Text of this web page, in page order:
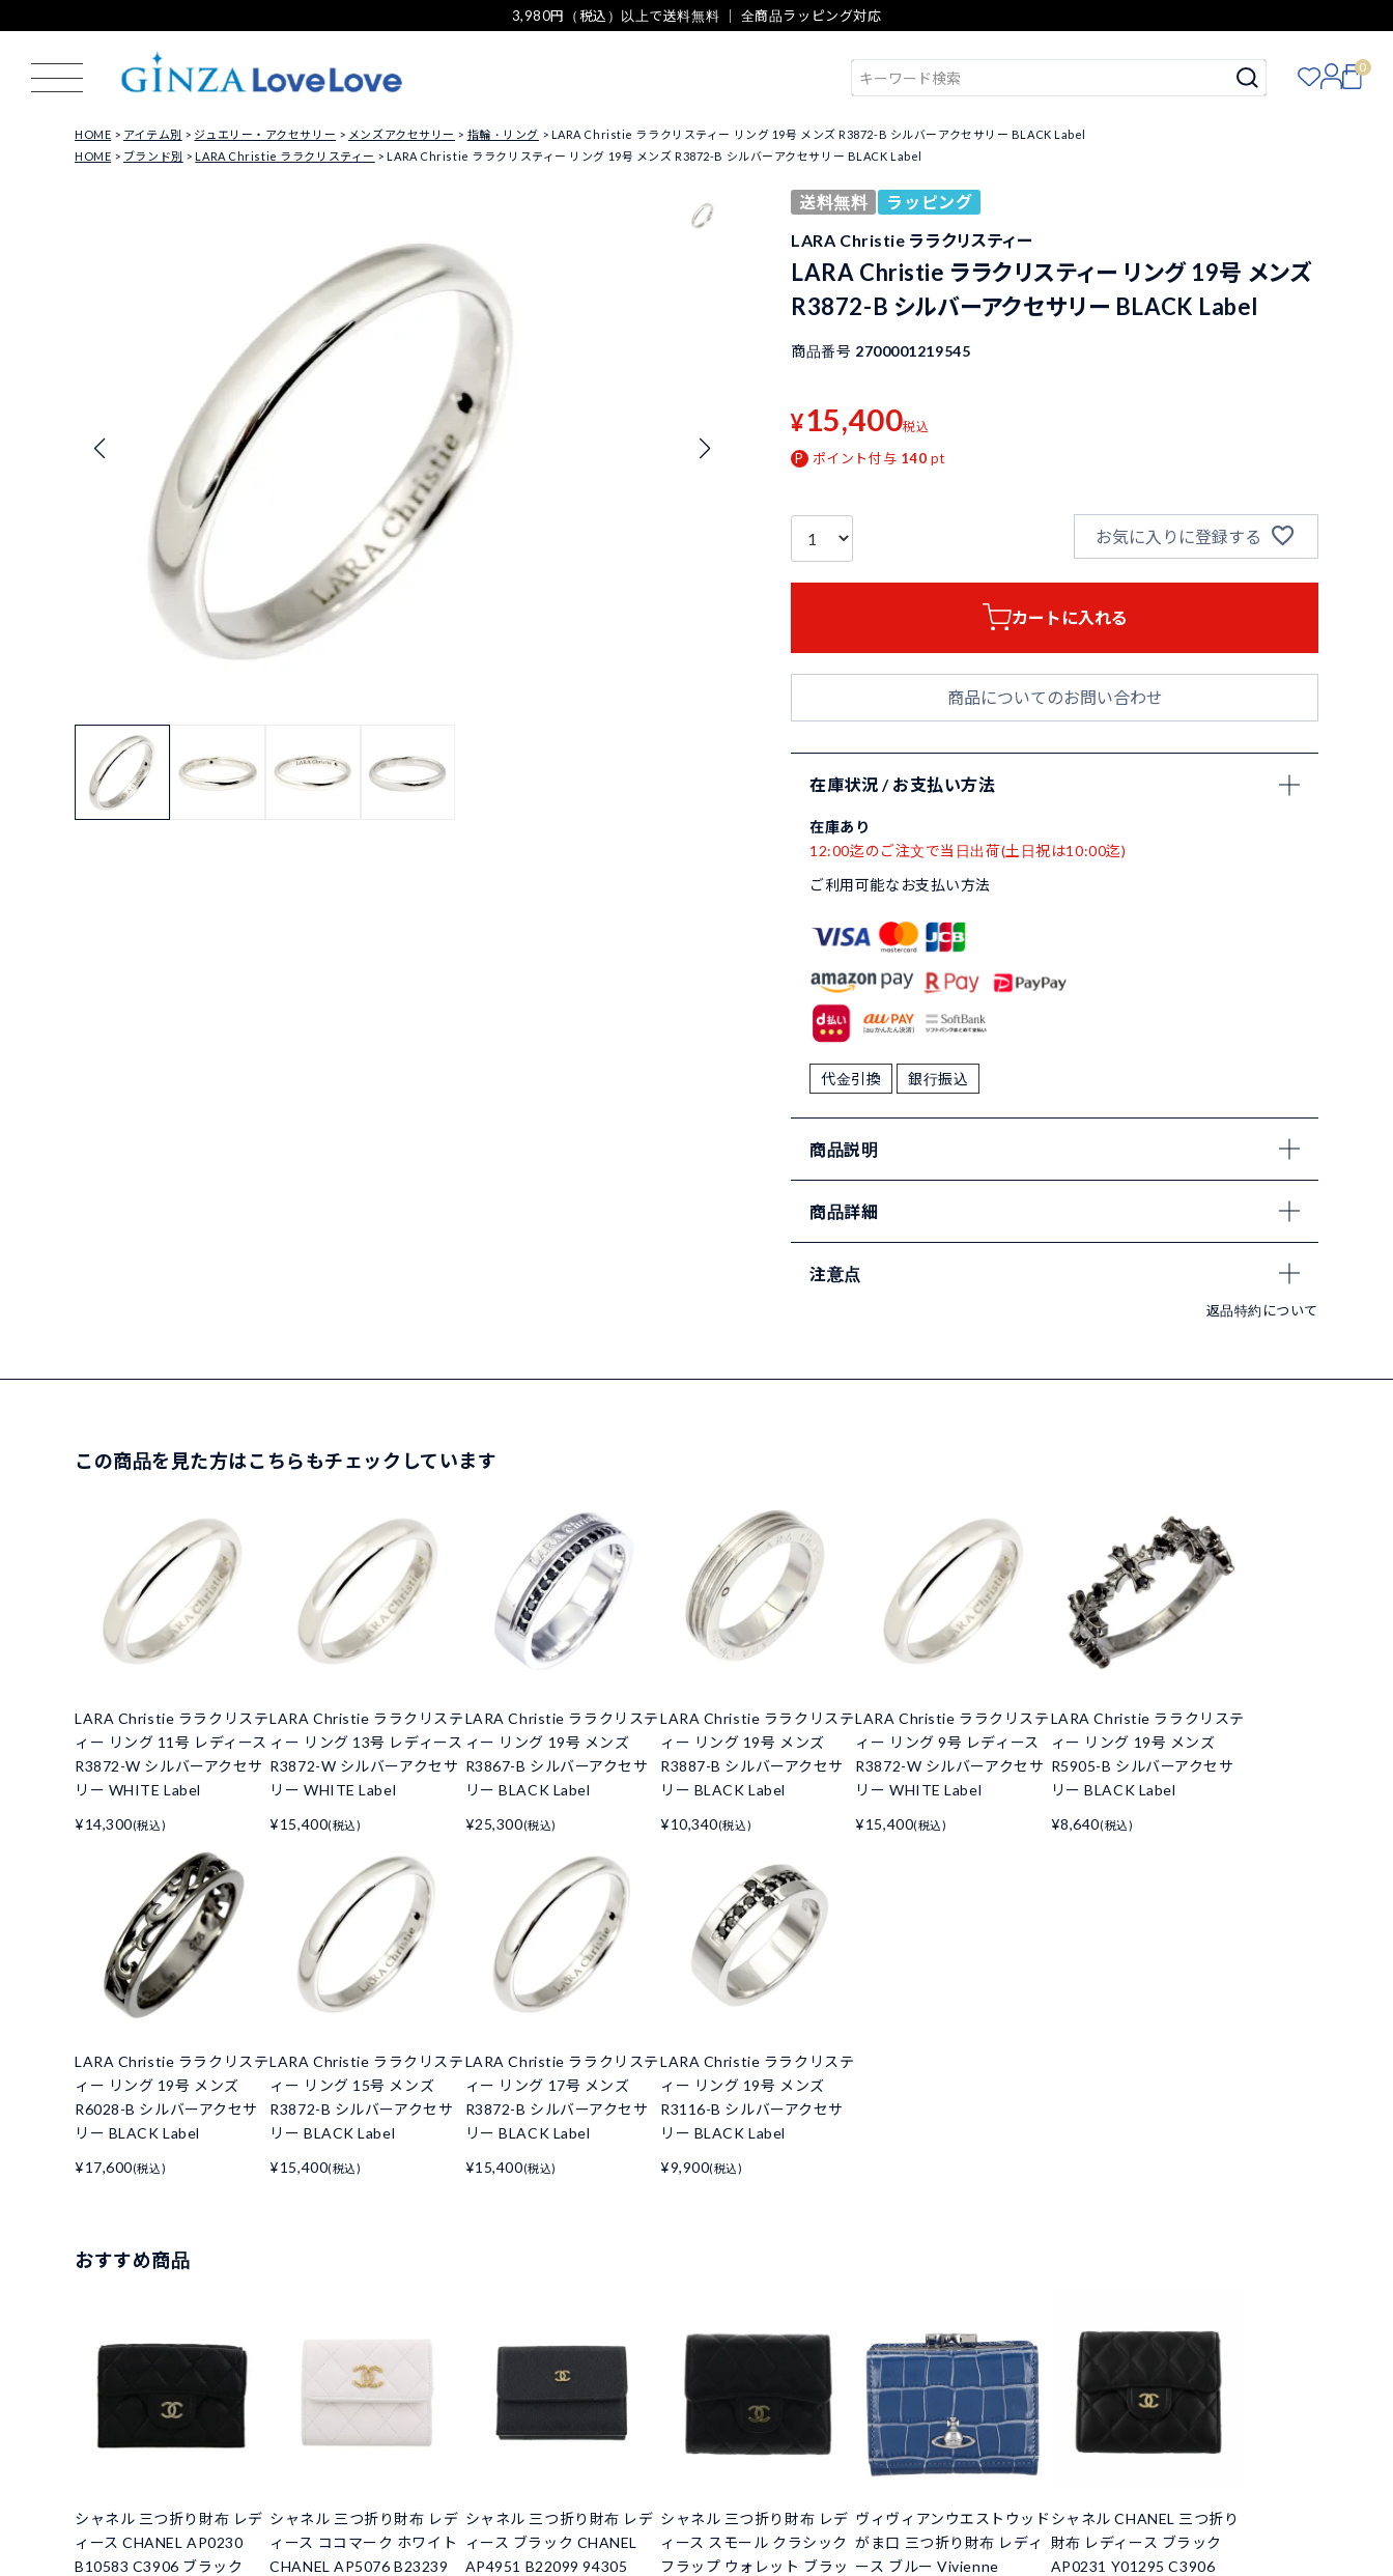
3,980円（税込）以上で送料無料 ｜ 全商品ラッピング対応
0
HOME アイテム別 ジュエリー・アクセサリー メンズアクセサリー 指輪・リング
LARA Christie ララクリスティー リング 19号 メンズ R3872-B シルバーアクセサリー BLACK Label
HOME
ブランド別 LARA Christie ララクリスティー LARA Christie ララクリスティー リング 19号 メンズ R3872-B シルバーアクセサリー BLACK Label
送料無料
ラッピング
LARA Christie ララクリスティー
LARA Christie ララクリスティー リング 19号 メンズ
R3872-B シルバーアクセサリー BLACK Label
商品番号 2700001219545
¥15,400税込
ポイント付与 140 pt
お気に入りに登録する
カートに入れる
商品についてのお問い合わせ
在庫状況 / お支払い方法
在庫あり
12:00迄のご注文で当日出荷(土日祝は10:00迄)
ご利用可能なお支払い方法
代金引換 銀行振込
商品説明
商品詳細
注意点
返品特約について
この商品を見た方はこちらもチェックしています
LARA Christie ララクリステ
ィー リング 11号 レディース
R3872-W シルバーアクセサ
リー WHITE Label
¥14,300(税込)
LARA Christie ララクリステ
ィー リング 13号 レディース
R3872-W シルバーアクセサ
リー WHITE Label
¥15,400(税込)
LARA Christie ララクリステ
ィー リング 19号 メンズ
R3867-B シルバーアクセサ
リー BLACK Label
¥25,300(税込)
LARA Christie ララクリステ
ィー リング 19号 メンズ
R3887-B シルバーアクセサ
リー BLACK Label
¥10,340(税込)
LARA Christie ララクリステ
ィー リング 9号 レディース
R3872-W シルバーアクセサ
リー WHITE Label
¥15,400(税込)
LARA Christie ララクリステ
ィー リング 19号 メンズ
R5905-B シルバーアクセサ
リー BLACK Label
¥8,640(税込)
LARA Christie ララクリステ
ィー リング 19号 メンズ
R6028-B シルバーアクセサ
リー BLACK Label
¥17,600(税込)
LARA Christie ララクリステ
ィー リング 15号 メンズ
R3872-B シルバーアクセサ
リー BLACK Label
¥15,400(税込)
LARA Christie ララクリステ
ィー リング 17号 メンズ
R3872-B シルバーアクセサ
リー BLACK Label
¥15,400(税込)
LARA Christie ララクリステ
ィー リング 19号 メンズ
R3116-B シルバーアクセサ
リー BLACK Label
¥9,900(税込)
おすすめ商品
シャネル 三つ折り財布 レデ
ィース CHANEL AP0230
B10583 C3906 ブラック
シャネル 三つ折り財布 レデ
ィース ココマーク ホワイト
CHANEL AP5076 B23239
シャネル 三つ折り財布 レデ
ィース ブラック CHANEL
AP4951 B22099 94305
シャネル 三つ折り財布 レデ
ィース スモール クラシック
フラップ ウォレット ブラッ
ヴィヴィアンウエストウッド
がま口 三つ折り財布 レディ
ース ブルー Vivienne
シャネル CHANEL 三つ折り
財布 レディース ブラック
AP0231 Y01295 C3906